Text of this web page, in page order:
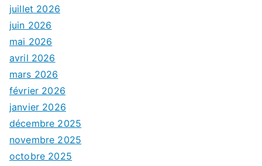
juillet 2026
juin 2026
mai 2026
avril 2026
mars 2026
février 2026
janvier 2026
décembre 2025
novembre 2025
octobre 2025